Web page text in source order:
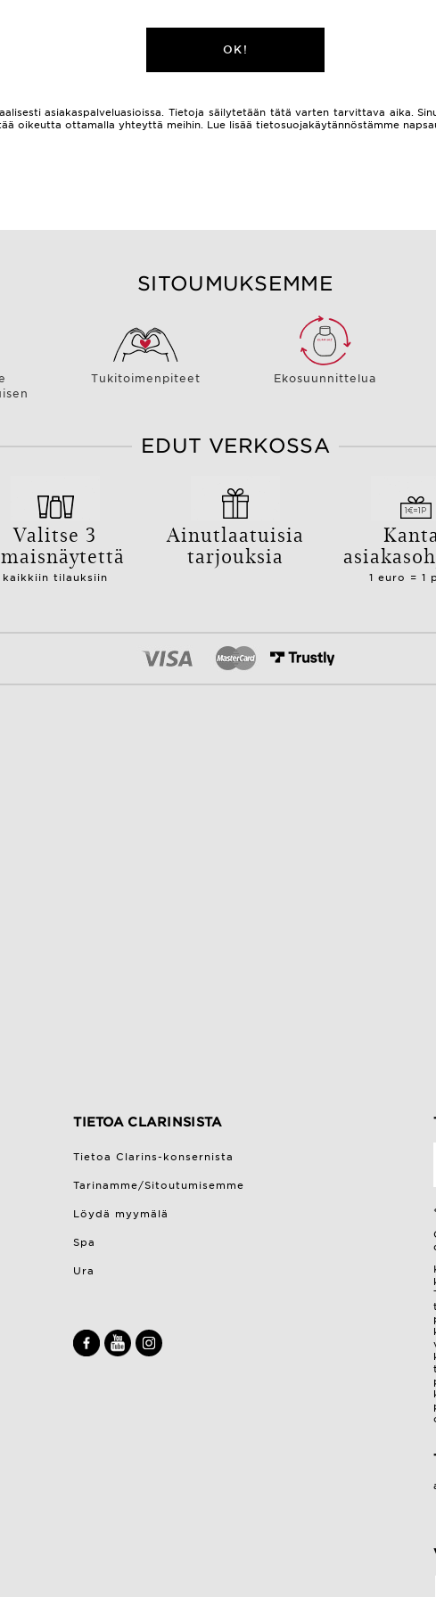
OK!
asiakaspalveluasioissa. Tietoja säilytetään tätä varten tarvittava aika.
oikeutta ottamalla yhteyttä meihin. Lue lisää tietosuojakäytännöstämme
SITOUMUKSEMME
Tukitoimenpiteet Ekosuunnittelua
EDUT VERKOSSA
Valitse 3
kaikkiin tilauksiin
Ainutlaatuisia
tarjouksia
1 euro = 1
TIETOA CLARINSISTA
Tietoa Clarins-konsernista
Tarinamme/Sitoutumisemme
Löydä myymälä
Spa
Ura